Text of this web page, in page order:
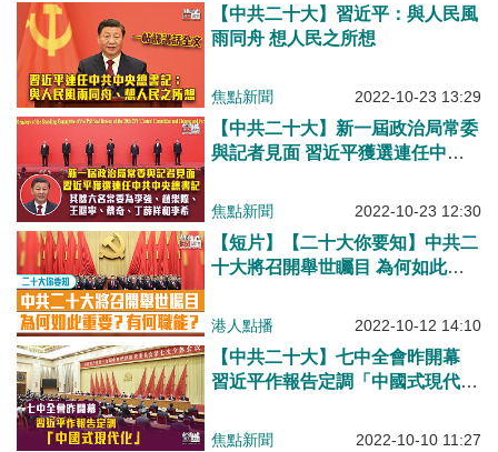
【中共二十大】習近平：與人民風
雨同舟 想人民之所想
焦點新聞 2022-10-23 13:29
【中共二十大】新一屆政治局常委
與記者見面 習近平獲選連任中共
焦點新聞 2022-10-23 12:30
【短片】【二十大你要知】中共二
十大將召開舉世矚目 為何如此重
港人點播 2022-10-12 14:10
【中共二十大】七中全會昨開幕
習近平作報告定調「中國式現代
焦點新聞 2022-10-10 11:27